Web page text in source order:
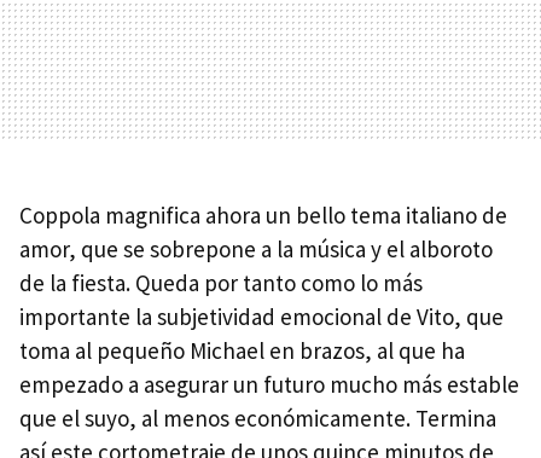
Coppola magnifica ahora un bello tema italiano de
amor, que se sobrepone a la música y el alboroto
de la fiesta. Queda por tanto como lo más
importante la subjetividad emocional de Vito, que
toma al pequeño Michael en brazos, al que ha
empezado a asegurar un futuro mucho más estable
que el suyo, al menos económicamente. Termina
así este cortometraje de unos quince minutos de